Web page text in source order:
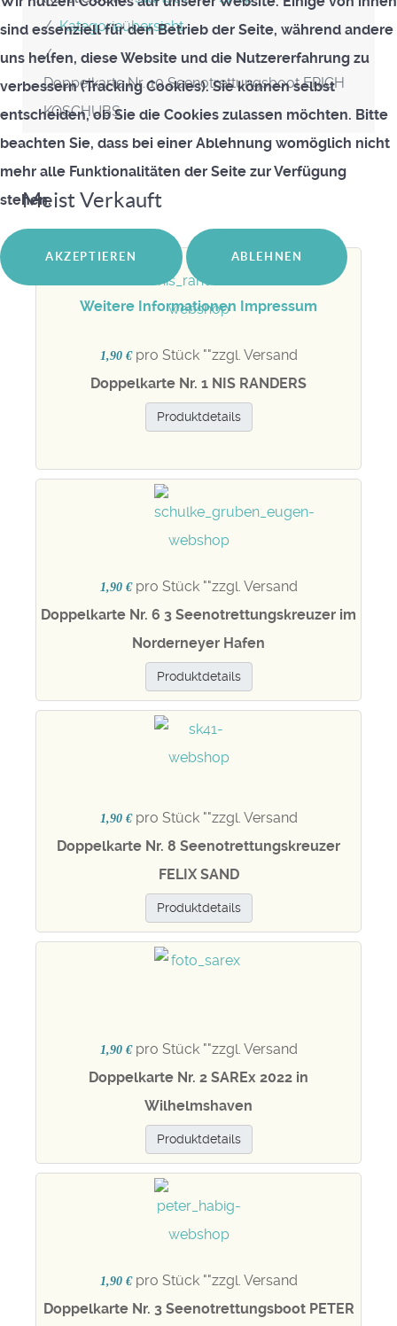
Kategorieübersicht
Doppelkarte Nr. 10 Seenotrettungsboot ERICH
KOSCHUBS
Meist Verkauft
1,90 € pro Stück ""zzgl. Versand
Doppelkarte Nr. 1 NIS RANDERS
Produktdetails
1,90 € pro Stück ""zzgl. Versand
Doppelkarte Nr. 6 3 Seenotrettungskreuzer im
Norderneyer Hafen
Produktdetails
1,90 € pro Stück ""zzgl. Versand
Doppelkarte Nr. 8 Seenotrettungskreuzer
FELIX SAND
Produktdetails
1,90 € pro Stück ""zzgl. Versand
Doppelkarte Nr. 2 SAREx 2022 in
Wilhelmshaven
Produktdetails
1,90 € pro Stück ""zzgl. Versand
Doppelkarte Nr. 3 Seenotrettungsboot PETER
sind essenziell für den Betrieb der Seite, während andere
uns helfen, diese Website und die Nutzererfahrung zu
verbessern (Tracking Cookies). Sie können selbst
entscheiden, ob Sie die Cookies zulassen möchten. Bitte
beachten Sie, dass bei einer Ablehnung womöglich nicht
mehr alle Funktionalitäten der Seite zur Verfügung
stehen.
AKZEPTIEREN ABLEHNEN
Weitere Informationen Impressum